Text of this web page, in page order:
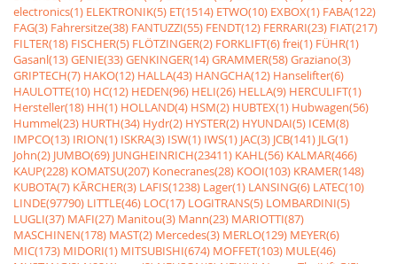
electronics(1) ELEKTRONIK(5) ET(1514) ETWO(10) EXBOX(1) FABA(122)
FAG(3) Fahrersitze(38) FANTUZZI(55) FENDT(12) FERRARI(23) FIAT(217)
FILTER(18) FISCHER(5) FLÖTZINGER(2) FORKLIFT(6)frei(1) FÜHR(1)
Gasanl(13)GENIE(33)GENKINGER(14)GRAMMER(58)Graziano(3)
GRIPTECH(7) HAKO(12) HALLA(43) HANGCHA(12) Hanselifter(6)
HAULOTTE(10) HC(12) HEDEN(96) HELI(26) HELLA(9) HERCULIFT(1)
Hersteller(18) HH(1) HOLLAND(4) HSM(2) HUBTEX(1) Hubwagen(56)
Hummel(23) HURTH(34) Hydr(2) HYSTER(2) HYUNDAI(5) ICEM(8)
IMPCO(13) IRION(1) ISKRA(3) ISW(1) IWS(1) JAC(3) JCB(141) JLG(1)
John(2) JUMBO(69) JUNGHEINRICH(23411) KAHL(56) KALMAR(466)
KAUP(228) KOMATSU(207) Konecranes(28) KOOI(103) KRAMER(148)
KUBOTA(7) KÃRCHER(3) LAFIS(1238) Lager(1) LANSING(6) LATEC(10)
LINDE(97790) LITTLE(46) LOC(17) LOGITRANS(5) LOMBARDINI(5)
LUGLI(37) MAFI(27) Manitou(3) Mann(23) MARIOTTI(87)
MASCHINEN(178) MAST(2) Mercedes(3) MERLO(129) MEYER(6)
MIC(173) MIDORI(1) MITSUBISHI(674) MOFFET(103) MULE(46)